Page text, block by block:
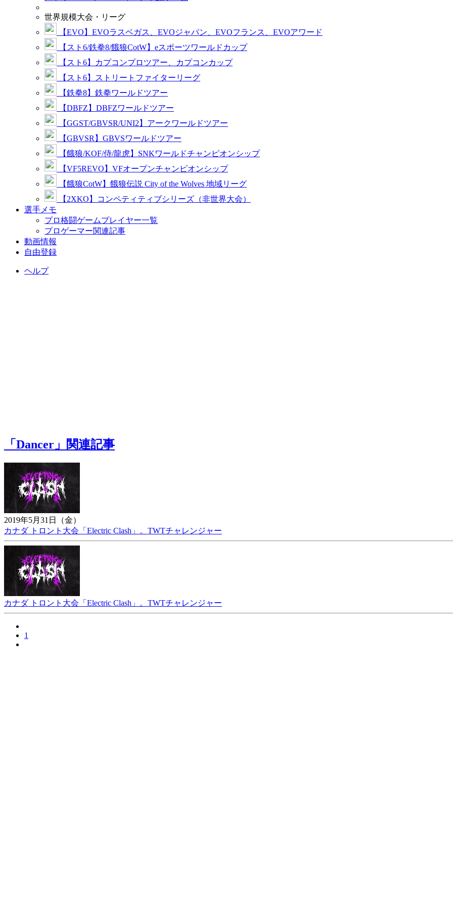
世界規模大会・リーグ
【EVO】EVOラスベガス、EVOジャパン、EVOフランス、EVOアワード
【スト6/鉄拳8/餓狼CotW】eスポーツワールドカップ
【スト6】カプコンプロツアー、カプコンカップ
【スト6】ストリートファイターリーグ
【鉄拳8】鉄拳ワールドツアー
【DBFZ】DBFZワールドツアー
【GGST/GBVSR/UNI2】アークワールドツアー
【GBVSR】GBVSワールドツアー
【餓狼/KOF/侍/龍虎】SNKワールドチャンピオンシップ
【VF5REVO】VFオープンチャンピオンシップ
【餓狼CotW】餓狼伝説 City of the Wolves 地域リーグ
【2XKO】コンペティティブシリーズ（非世界大会）
選手メモ
プロ格闘ゲームプレイヤー一覧
プロゲーマー関連記事
動画情報
自由登録
ヘルプ
「Dancer」関連記事
2019年5月31日（金）
カナダ トロント大会「Electric Clash」。TWTチャレンジャー
カナダ トロント大会「Electric Clash」。TWTチャレンジャー
1